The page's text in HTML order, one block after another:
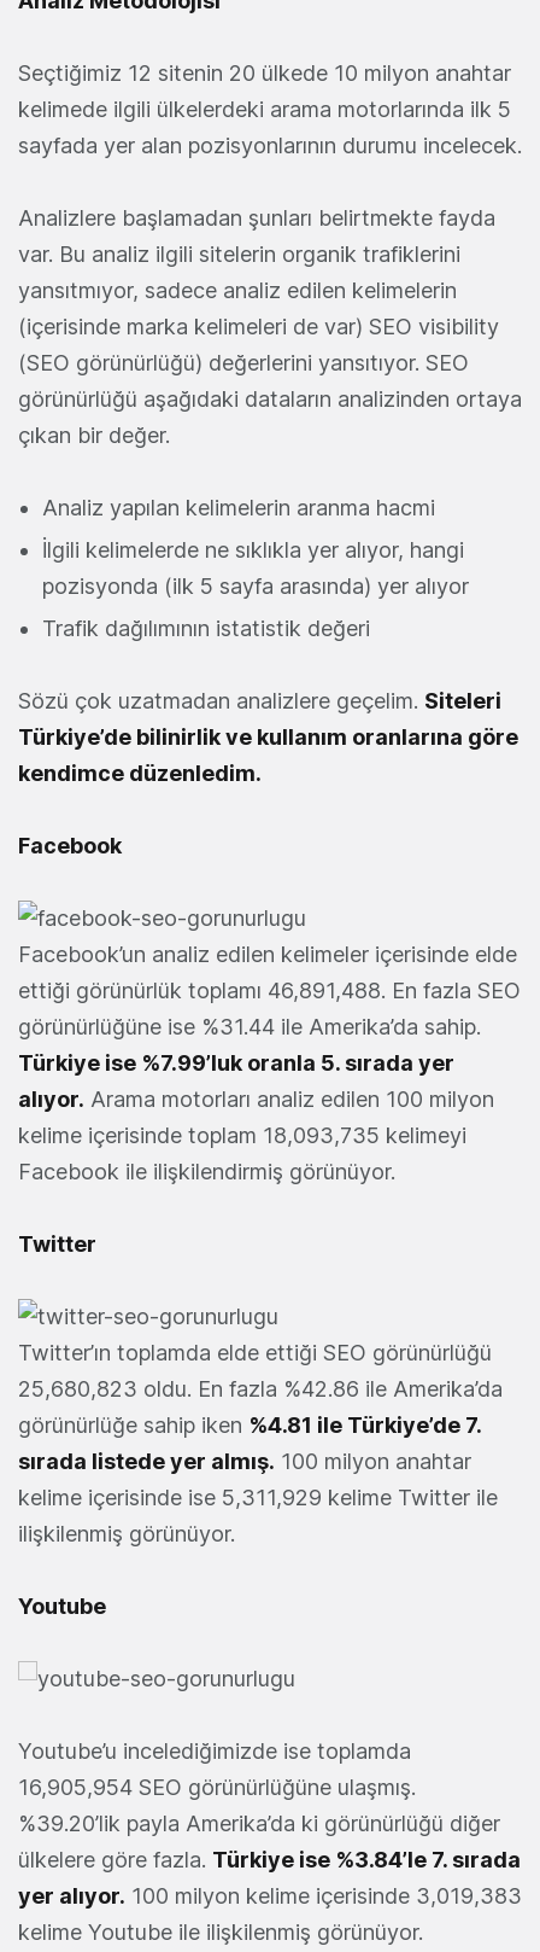
Seçtiğimiz 12 sitenin 20 ülkede 10 milyon anahtar
kelimede ilgili ülkelerdeki arama motorlarında ilk 5
sayfada yer alan pozisyonlarının durumu incelecek.
Analizlere başlamadan şunları belirtmekte fayda
var. Bu analiz ilgili sitelerin organik trafiklerini
yansıtmıyor, sadece analiz edilen kelimelerin
(içerisinde marka kelimeleri de var) SEO visibility
(SEO görünürlüğü) değerlerini yansıtıyor. SEO
görünürlüğü aşağıdaki dataların analizinden ortaya
çıkan bir değer.
Analiz yapılan kelimelerin aranma hacmi
İlgili kelimelerde ne sıklıkla yer alıyor, hangi
pozisyonda (ilk 5 sayfa arasında) yer alıyor
Trafik dağılımının istatistik değeri
Sözü çok uzatmadan analizlere geçelim. Siteleri
Türkiye’de bilinirlik ve kullanım oranlarına göre
kendimce düzenledim.
Facebook
Facebook’un analiz edilen kelimeler içerisinde elde
ettiği görünürlük toplamı 46,891,488. En fazla SEO
görünürlüğüne ise %31.44 ile Amerika’da sahip.
Türkiye ise %7.99’luk oranla 5. sırada yer
alıyor. Arama motorları analiz edilen 100 milyon
kelime içerisinde toplam 18,093,735 kelimeyi
Facebook ile ilişkilendirmiş görünüyor.
Twitter
Twitter’ın toplamda elde ettiği SEO görünürlüğü
25,680,823 oldu. En fazla %42.86 ile Amerika’da
görünürlüğe sahip iken %4.81 ile Türkiye’de 7.
sırada listede yer almış. 100 milyon anahtar
kelime içerisinde ise 5,311,929 kelime Twitter ile
ilişkilenmiş görünüyor.
Youtube
Youtube’u incelediğimizde ise toplamda
16,905,954 SEO görünürlüğüne ulaşmış.
%39.20’lik payla Amerika’da ki görünürlüğü diğer
ülkelere göre fazla. Türkiye ise %3.84’le 7. sırada
yer alıyor. 100 milyon kelime içerisinde 3,019,383
kelime Youtube ile ilişkilenmiş görünüyor.